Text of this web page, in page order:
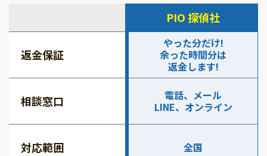
PIO 探偵社
返金保証
やった分だけ!
余った時間分は
返金します!
相談窓口
電話、メール
LINE、オンライン
対応範囲 全国